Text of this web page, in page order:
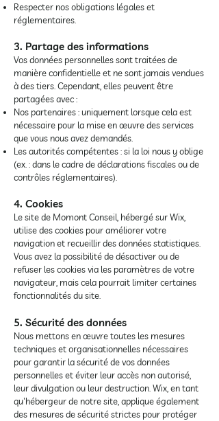
Respecter nos obligations légales et
réglementaires.
3. Partage des informations
Vos données personnelles sont traitées de
manière confidentielle et ne sont jamais vendues
à des tiers. Cependant, elles peuvent être
partagées avec :
Nos partenaires : uniquement lorsque cela est
nécessaire pour la mise en œuvre des services
que vous nous avez demandés.
Les autorités compétentes : si la loi nous y oblige
(ex. : dans le cadre de déclarations fiscales ou de
contrôles réglementaires).
4. Cookies
Le site de Momont Conseil, hébergé sur Wix,
utilise des cookies pour améliorer votre
navigation et recueillir des données statistiques.
Vous avez la possibilité de désactiver ou de
refuser les cookies via les paramètres de votre
navigateur, mais cela pourrait limiter certaines
fonctionnalités du site.
5. Sécurité des données
Nous mettons en œuvre toutes les mesures
techniques et organisationnelles nécessaires
pour garantir la sécurité de vos données
personnelles et éviter leur accès non autorisé,
leur divulgation ou leur destruction. Wix, en tant
qu'hébergeur de notre site, applique également
des mesures de sécurité strictes pour protéger